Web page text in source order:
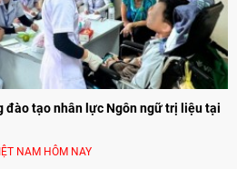
đào tạo nhân lực Ngôn ngữ trị liệu tại
NAM HÔM NAY